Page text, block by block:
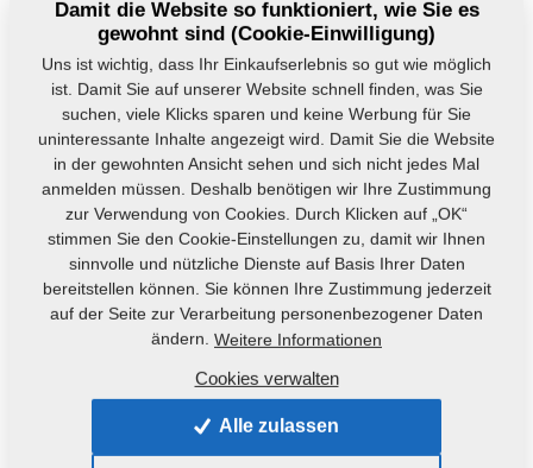
Herunterladen
Produktcode: m81230104-235
Maschinen verwendet werden:
Damit die Website so funktioniert, wie Sie es
gewohnt sind (Cookie-Einwilligung)
Uns ist wichtig, dass Ihr Einkaufserlebnis so gut wie möglich
ist. Damit Sie auf unserer Website schnell finden, was Sie
suchen, viele Klicks sparen und keine Werbung für Sie
uninteressante Inhalte angezeigt wird. Damit Sie die Website
in der gewohnten Ansicht sehen und sich nicht jedes Mal
anmelden müssen. Deshalb benötigen wir Ihre Zustimmung
zur Verwendung von Cookies. Durch Klicken auf „OK“
stimmen Sie den Cookie-Einstellungen zu, damit wir Ihnen
sinnvolle und nützliche Dienste auf Basis Ihrer Daten
bereitstellen können. Sie können Ihre Zustimmung jederzeit
auf der Seite zur Verarbeitung personenbezogener Daten
ändern. Weitere Informationen
Cookies verwalten
Alle zulassen